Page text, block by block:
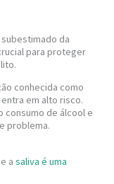
da
para proteger
conhecida como
em alto risco.
consumo de álcool e
problema.
a saliva é uma